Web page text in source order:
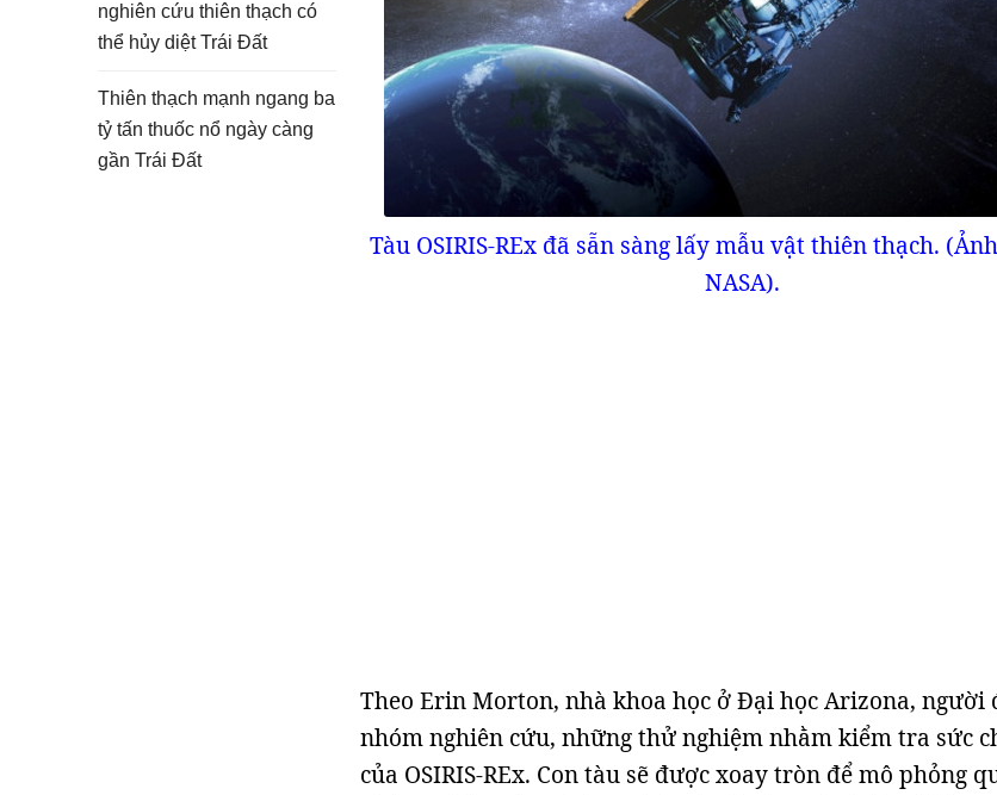
Tàu OSIRIS-REx đã sẵn sàng lấy mẫu vật thiên thạch.
NASA).
Theo Erin Morton, nhà khoa học ở Đại học Arizona, người
nhóm nghiên cứu, những thử nghiệm nhằm kiểm tra sức
của OSIRIS-REx. Con tàu sẽ được xoay tròn để mô phỏng
nghiên cứu thiên thạch có
thể hủy diệt Trái Đất
Thiên thạch mạnh ngang ba
tỷ tấn thuốc nổ ngày càng
gần Trái Đất